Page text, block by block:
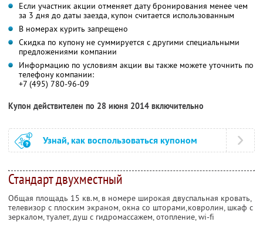
Если участник акции отменяет дату бронирования менее чем
за 3 дня до даты заезда, купон считается использованным
В номерах курить запрещено
Скидка по купону не суммируется с другими специальными
предложениями компании
Информацию по условиям акции вы также можете уточнить по
телефону компании:
+7 (495) 780-96-09
Купон действителен по 28 июня 2014 включительно
Узнай, как воспользоваться купоном
Стандарт двухместный
Общая площадь 15 кв.м, в номере широкая двуспальная кровать,
телевизор с плоским экраном, окна со шторами,ковролин, шкаф с
зеркалом, туалет, душ с гидромассажем, отопление, wi-fi